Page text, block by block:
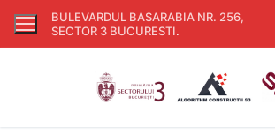
Skip
BULEVARDUL BASARABIA NR. 256,
SECTOR 3 BUCURESTI.